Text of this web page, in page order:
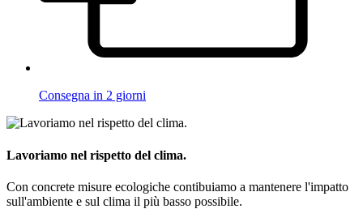
Consegna in 2 giorni
Lavoriamo nel rispetto del clima.
Con concrete misure ecologiche contibuiamo a mantenere l'impatto
sull'ambiente e sul clima il più basso possibile.